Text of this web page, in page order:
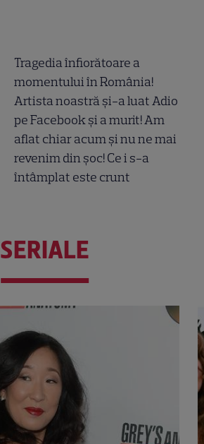
Tragedia înfiorătoare a
momentului în România!
Artista noastră și-a luat Adio
pe Facebook și a murit! Am
aflat chiar acum și nu ne mai
revenim din șoc! Ce i s-a
întâmplat este crunt
SERIALE